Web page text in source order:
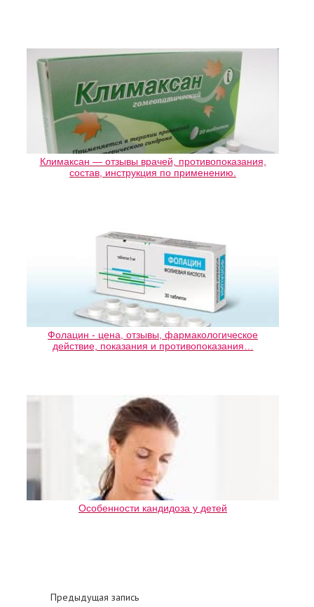
Климаксан — отзывы врачей, противопоказания,
состав, инструкция по применению.
Фолацин - цена, отзывы, фармакологическое
действие, показания и противопоказания…
Особенности кандидоза у детей
Предыдущая запись